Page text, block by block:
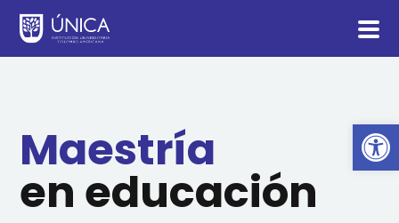
Abrir barra de herramientas
Maestría
en educación